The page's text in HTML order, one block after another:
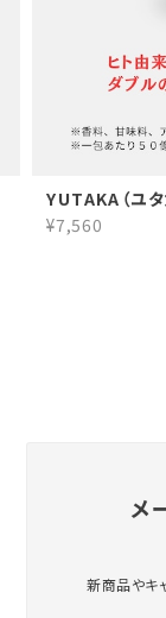
YUTAKA（ユタ
¥7,560
メ
新商品やキ